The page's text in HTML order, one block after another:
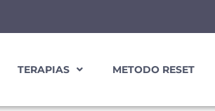
TERAPIAS METODO RESET